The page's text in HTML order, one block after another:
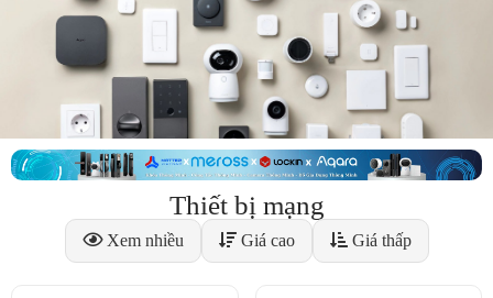
Thiết bị mạng
Xem nhiều Giá cao Giá thấp